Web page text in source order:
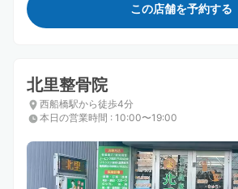
この店舗を予約する
北里整骨院
西船橋駅から徒歩4分
本日の営業時間 : 10:00〜19:00